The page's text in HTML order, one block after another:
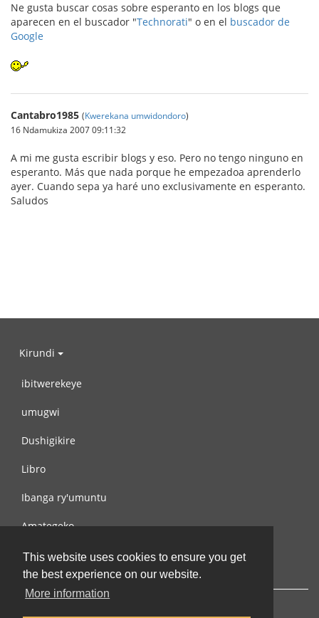
This website uses cookies to ensure you get
the best experience on our website.
More information
Ne gusta buscar cosas sobre esperanto en los blogs que
aparecen en el buscador "Technorati" o en el buscador de
Google
Cantabro1985 (Kwerekana umwidondoro)
16 Ndamukiza 2007 09:11:32
A mi me gusta escribir blogs y eso. Pero no tengo ninguno en
esperanto. Más que nada porque he empezadoa aprenderlo
ayer. Cuando sepa ya haré uno exclusivamente en esperanto.
Saludos
Kirundi
ibitwerekeye
umugwi
Dushigikire
Libro
Ibanga ry'umuntu
Amategeko
Turondere